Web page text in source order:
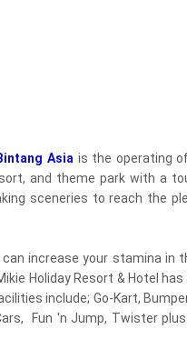
Asia is the operating
and theme park with a
sceneries to reach the
increase your stamina in
Holiday Resort & Hotel has
include; Go-Kart,
Fun 'n Jump, Twister